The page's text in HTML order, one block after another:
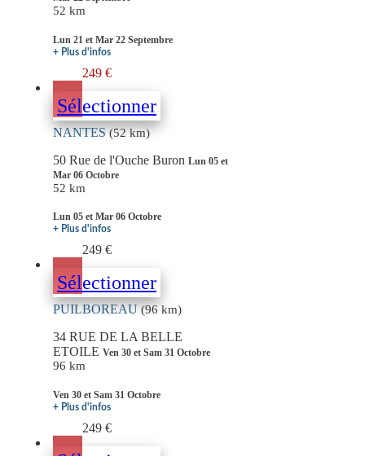
52 km
Lun 21 et Mar 22 Septembre
+ Plus d'infos
249 €
Sélectionner
NANTES(52 km)
50 Rue de l'Ouche Buron Lun 05 et
Mar 06 Octobre
52 km
Lun 05 et Mar 06 Octobre
+ Plus d'infos
249 €
Sélectionner
PUILBOREAU(96 km)
34 RUE DE LA BELLE
ETOILE Ven 30 et Sam 31 Octobre
96 km
Ven 30 et Sam 31 Octobre
+ Plus d'infos
249 €